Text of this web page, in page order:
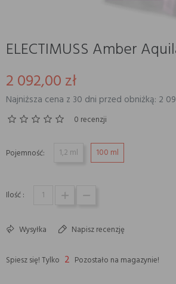
ELECTIMUSS Amber
2 092,00 zł
Najniższa cena z 30 dni przed obniżką: 2
0 recenzji
Pojemność: 1,2 ml 100 ml
Ilość :
Wysyłka Napisz recenzję
Spiesz się! Tylko 2 Pozostało na magazynie!